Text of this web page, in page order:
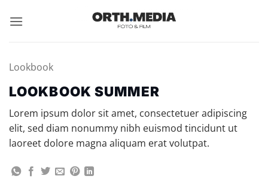
Inhalt
Lookbook
LOOKBOOK SUMMER
Lorem ipsum dolor sit amet, consectetuer adipiscing
elit, sed diam nonummy nibh euismod tincidunt ut
laoreet dolore magna aliquam erat volutpat.